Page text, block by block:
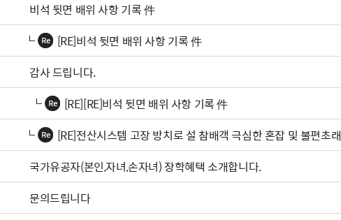
비석 뒷면 배위 사항 기록 件
[RE]비석 뒷면 배위 사항 기록 件
감사 드립니다.
[RE][RE]비석 뒷면 배위 사항 기록 件
[RE]전산시스템 고장 방치로 설 참배객 극심한 혼잡 및 불편초래
국가유공자(본인,자녀,손자녀) 장학혜택 소개합니다.
문의드립니다